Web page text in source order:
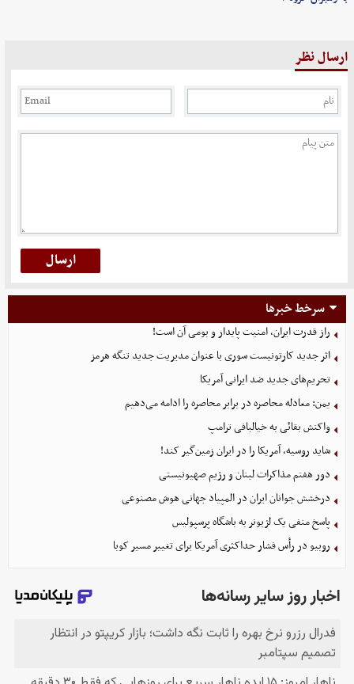
ارسال نظر
سرخط خبرها
راز قدرت ایران، امنیت پایدار و بومی آن است!
اثر جدید کارتونیست سوری با عنوان مدیریت جدید تنگه هرمز
تحریم‌های جدید ضد ایرانی آمریکا
یمن: معادله محاصره در برابر محاصره را ادامه می‌دهیم
واکنش بقائی به خیالبافی ترامپ
شاید روسیه، آمریکا را در ایران زمین‌گیر کند!
دور هفتم مذاکرات لبنان و رژیم صهیونیستی
درخشش جوانان ایران در المپیاد جهانی هوش مصنوعی
پاسخ منفی یک لژیونر به باشگاه پرسپولیس
روبیو در رأس فشار حداکثری آمریکا برای تغییر مسیر کوبا